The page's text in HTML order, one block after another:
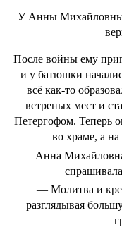
У Анны Михайловны
После войны ему
и у батюшки
всё как-то
ветреных мест и
Петергофом. Теперь
во храме, а на
Анна
— Молитва и
разглядывая